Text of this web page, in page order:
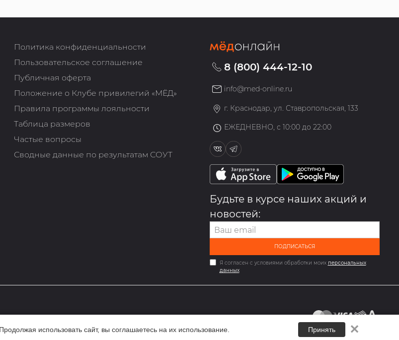
использовать сайт, вы соглашаетесь на их использование. Принять ✕
Политика конфиденциальности
Пользовательское соглашение
Публичная оферта
Положение о Клубе привилегий «МЁД»
Правила программы лояльности
Таблица размеров
Частые вопросы
Сводные данные по результатам СОУТ
8 (800) 444-12-10
info@med-online.ru
г. Краснодар, ул. Ставропольская, 133
ЕЖЕДНЕВНО, с 10:00 до 22:00
Будьте в курсе наших акций и
новостей:
ПОДПИСАТЬСЯ
Я согласен с условиями обработки моих персональных
данных